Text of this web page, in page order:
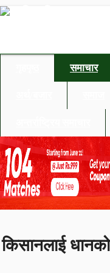
समाचार
किसानलाई धानको